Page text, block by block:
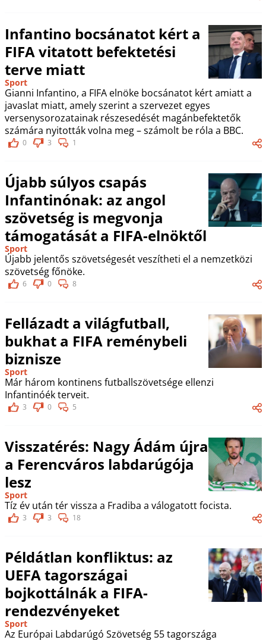
Infantino bocsánatot kért a
FIFA vitatott befektetési
terve miatt
Sport
Gianni Infantino, a FIFA elnöke bocsánatot kért amiatt a
javaslat miatt, amely szerint a szervezet egyes
versenysorozatainak részesedését magánbefektetők
számára nyitották volna meg – számolt be róla a BBC.
0 3 1
Újabb súlyos csapás
Infantinónak: az angol
szövetség is megvonja
támogatását a FIFA-elnöktől
Sport
Újabb jelentős szövetségesét veszítheti el a nemzetközi
szövetség főnöke.
6 0 8
Fellázadt a világfutball,
bukhat a FIFA reménybeli
biznisze
Sport
Már három kontinens futballszövetsége ellenzi
Infantinóék terveit.
3 0 5
Visszatérés: Nagy Ádám újra
a Ferencváros labdarúgója
lesz
Sport
Tíz év után tér vissza a Fradiba a válogatott focista.
3 3 18
Példátlan konfliktus: az
UEFA tagországai
bojkottálnák a FIFA-
rendezvényeket
Sport
Az Európai Labdarúgó Szövetség 55 tagországa